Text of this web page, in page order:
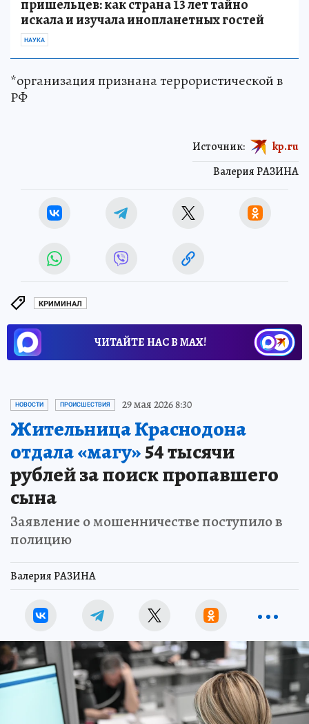
пришельцев: как страна 13 лет тайно
искала и изучала инопланетных гостей
НАУКА
*организация признана террористической в
РФ
Валерия РАЗИНА
Источник: kp.ru
КРИМИНАЛ
ЧИТАЙТЕ НАС В МАХ!
НОВОСТИ ПРОИСШЕСТВИЯ 29 мая 2026 8:30
Жительница Краснодона
отдала «магу»54 тысячи
рублей за поиск пропавшего
сына
Заявление о мошенничестве поступило в
полицию
Валерия РАЗИНА